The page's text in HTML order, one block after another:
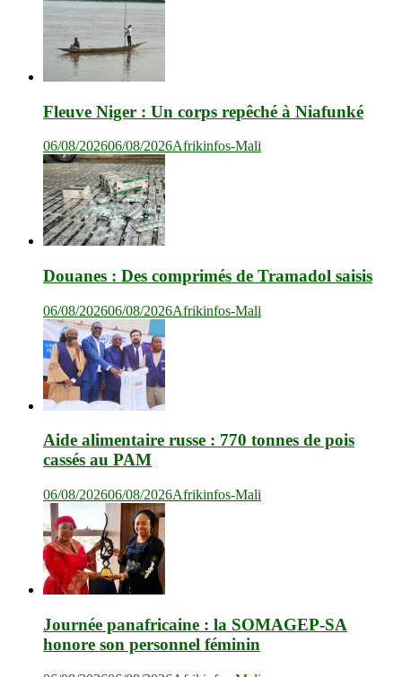
Fleuve Niger : Un corps repêché à Niafunké
06/08/202606/08/2026Afrikinfos-Mali
Douanes : Des comprimés de Tramadol saisis
06/08/202606/08/2026Afrikinfos-Mali
Aide alimentaire russe : 770 tonnes de pois
cassés au PAM
06/08/202606/08/2026Afrikinfos-Mali
Journée panafricaine : la SOMAGEP-SA
honore son personnel féminin